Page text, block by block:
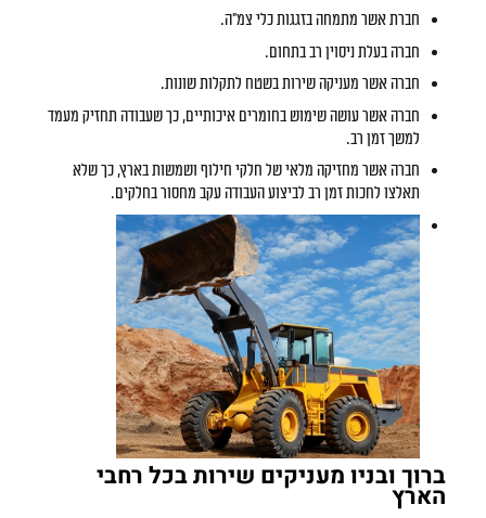
חברת אשר מתמחה בזגגות כלי צמ"ה.
חברה בעלת ניסוין רב בתחום.
חברה אשר מעניקה שירות בשטח לתקלות שונות.
חברה אשר עושה שימוש בחומרים איכותיים, כך שעבודה תחזיק מעמד
למשך זמן רב.
חברה אשר מחזיקה מלאי של חלקי חילוף ושמשות בארץ, כך שלא
תאלצו לחכות זמן רב לביצוע העבודה עקב מחסור בחלקים.
ברוך ובניו מעניקים שירות בכל רחבי
הארץ